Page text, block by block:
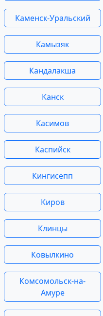
Каменск-Уральский
Камызяк
Кандалакша
Канск
Касимов
Каспийск
Кингисепп
Киров
Клинцы
Ковылкино
Комсомольск-на-
Амуре